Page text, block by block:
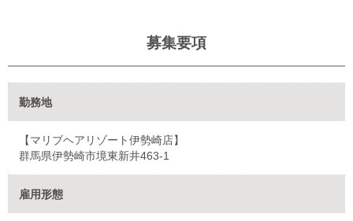
募集要項
勤務地
【マリブヘアリゾート伊勢崎店】
群馬県伊勢崎市境東新井463-1
雇用形態